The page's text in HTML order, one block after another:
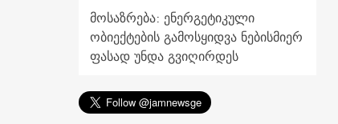
მოსაზრება: ენერგეტიკული
ობიექტების გამოსყიდვა ნებისმიერ
ფასად უნდა გვიღირდეს